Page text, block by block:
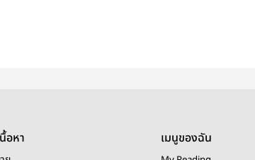
อหา เมนูของฉัน